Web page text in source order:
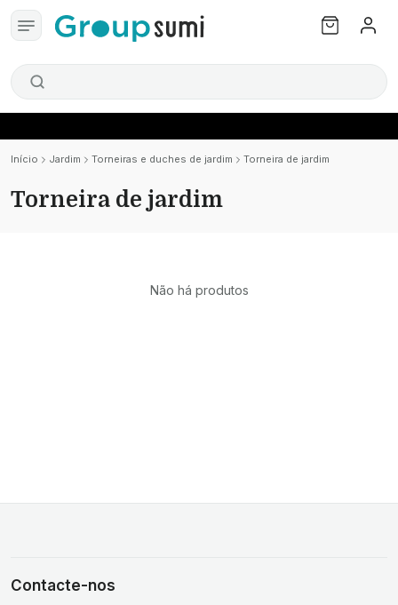
Início Jardim Torneiras e duches de jardim Torneira de jardim
Torneira de jardim
Não há produtos
Contacte-nos